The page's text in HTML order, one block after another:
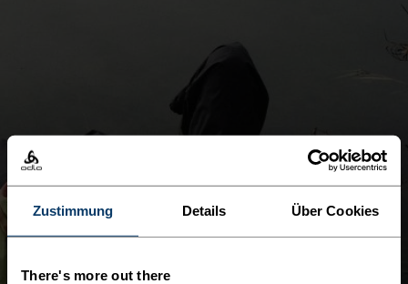
Zustimmung Details Über Cookies
There's more out there